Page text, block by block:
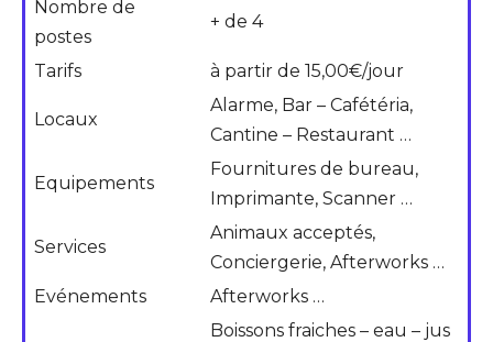
Nombre de
postes
+ de 4
Tarifs à partir de 15,00€/jour
Locaux
Alarme, Bar – Cafétéria,
Cantine – Restaurant …
Equipements
Fournitures de bureau,
Imprimante, Scanner …
Services
Animaux acceptés,
Conciergerie, Afterworks …
Evénements
Afterworks …
Boissons fraiches – eau – jus